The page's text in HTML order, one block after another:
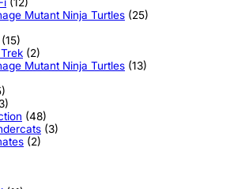
(12)
Mutant Ninja Turtles (25)
(15)
(2)
Mutant Ninja Turtles (13)
(48)
(3)
(2)